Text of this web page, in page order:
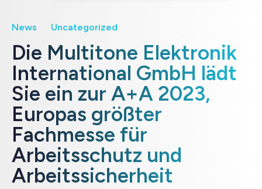
News Uncategorized
Die Multitone Elektronik
International GmbH lädt
Sie ein zur A+A 2023,
Europas größter
Fachmesse für
Arbeitsschutz und
Arbeitssicherheit